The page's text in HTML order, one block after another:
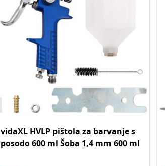
vidaXL HVLP pištola za barvanje s
posodo 600 ml Šoba 1,4 mm 600 ml